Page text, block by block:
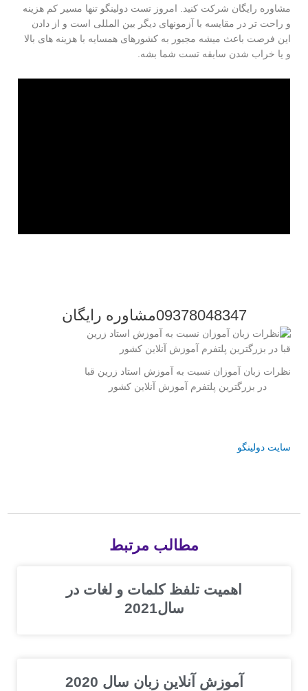
مشاوره رایگان شرکت کنید. امروز تست دولینگو تنها مسیر کم هزینه
و راحت تر در مقایسه با آزمونهای دیگر بین المللی است و از دادن
این فرصت باعث میشه مجبور به کشورهای همسایه با هزینه های بالا
و یا خراب شدن سابقه تست شما بشه.
09378048347مشاوره رایگان
نظرات زبان آموزان نسبت به آموزش استاد زرین قبا
در بزرگترین پلتفرم آموزش آنلاین کشور
سایت دولینگو
مطالب مرتبط
اهمیت تلفظ کلمات و لغات در
سال2021
آموزش آنلاین زبان سال 2020